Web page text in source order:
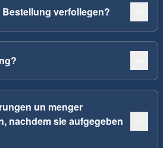
verfollegen?
un menger
nachdem sie aufgegeben